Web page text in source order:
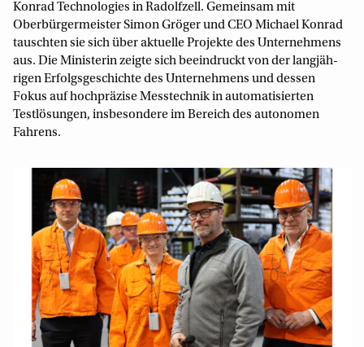
Konrad Technolo­gies in Radolfzell. Gemeinsam mit
Oberbürgermeister Simon Gröger und CEO Michael Konrad
tauschten sie sich über aktuelle Projekte des Unter­nehmens
aus. Die Ministerin zeigte sich beeindruckt von der langjäh­
rigen Erfolgsgeschichte des Unternehmens und dessen
Fokus auf hochpräzise Messtechnik in automatisierten
Testlösungen, insbesondere im Bereich des autonomen
Fahrens.